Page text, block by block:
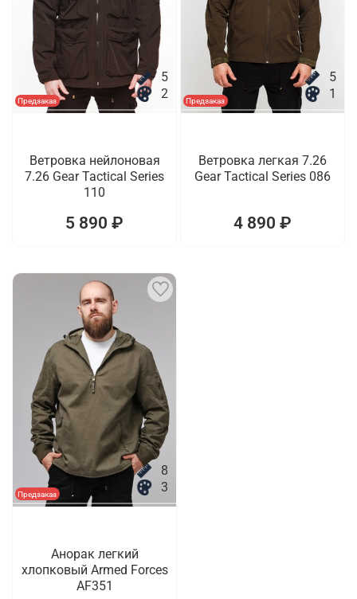
Предзаказ
5
2
Ветровка нейлоновая
7.26 Gear Tactical Series
110
5 890 ₽
Предзаказ
5
1
Ветровка легкая 7.26
Gear Tactical Series 086
4 890 ₽
Предзаказ
8
3
Анорак легкий
хлопковый Armed Forces
AF351